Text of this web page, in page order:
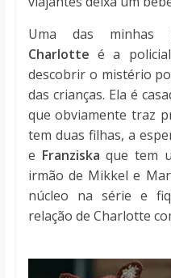
Uma das minhas
Charlotteé a
descobrir o mistério
das crianças. Ela é
que obviamente traz
tem duas filhas, a
e Franziskaque tem
irmão de Mikkel e
núcleo na série e
relação de Charlotte